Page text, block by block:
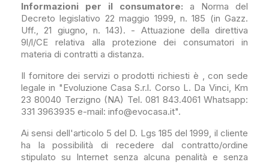
Informazioni per il consumatore: a Norma del
Decreto legislativo 22 maggio 1999, n. 185 (in Gazz.
Uff., 21 giugno, n. 143). - Attuazione della direttiva
9l/l/CE relativa alla protezione dei consumatori in
materia di contratti a distanza.
Il fornitore dei servizi o prodotti richiesti è , con sede
legale in "Evoluzione Casa S.r.l. Corso L. Da Vinci, Km
23 80040 Terzigno (NA) Tel. 081 843.4061 Whatsapp:
331 3963935 e-mail: info@evocasa.it".
Ai sensi dell'articolo 5 del D. Lgs 185 del 1999, il cliente
ha la possibilità di recedere dal contratto/ordine
stipulato su Internet senza alcuna penalità e senza